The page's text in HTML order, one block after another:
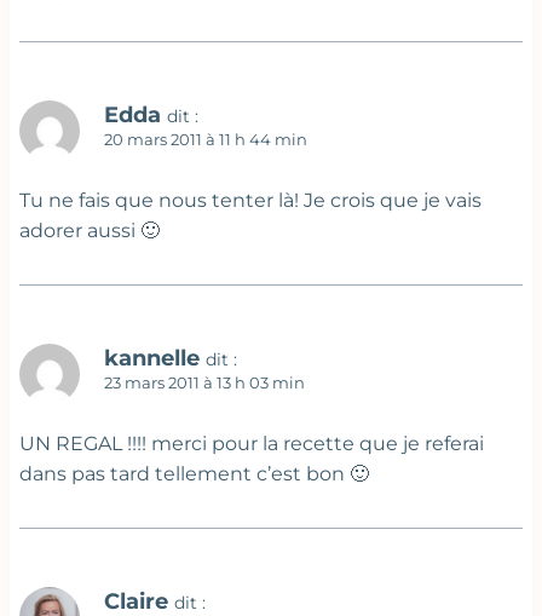
Edda dit :
20 mars 2011 à 11 h 44 min
Tu ne fais que nous tenter là! Je crois que je vais
adorer aussi 🙂
kannelle dit :
23 mars 2011 à 13 h 03 min
UN REGAL !!!! merci pour la recette que je referai
dans pas tard tellement c’est bon 🙂
Claire dit :